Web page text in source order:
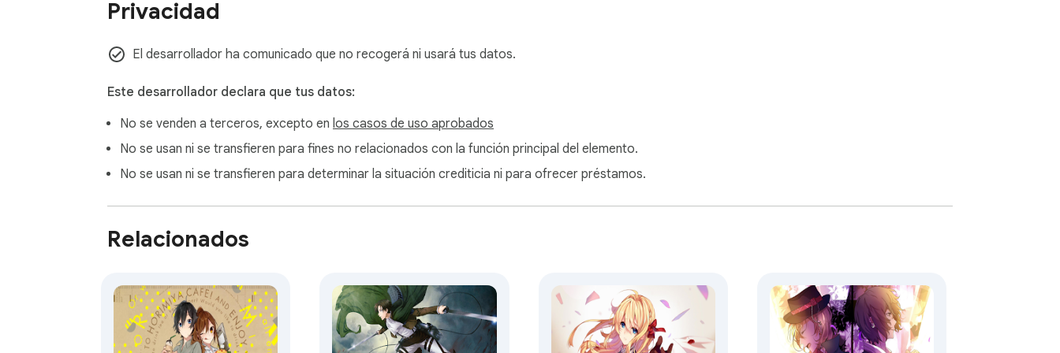
Privacidad
El desarrollador ha comunicado que no recogerá ni usará tus datos.
Este desarrollador declara que tus datos:
No se venden a terceros, excepto en los casos de uso aprobados
No se usan ni se transfieren para fines no relacionados con la función principal del elemento.
No se usan ni se transfieren para determinar la situación crediticia ni para ofrecer préstamos.
Relacionados